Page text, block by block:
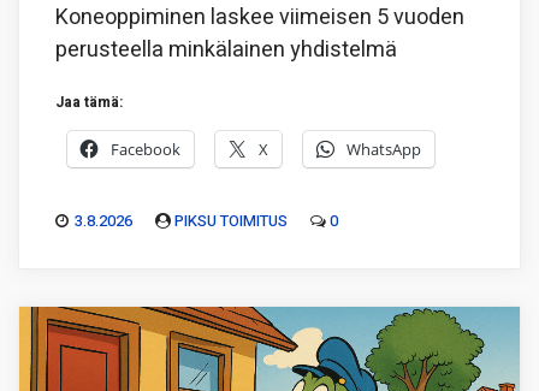
Koneoppiminen laskee viimeisen 5 vuoden
perusteella minkälainen yhdistelmä
Jaa tämä:
Facebook X WhatsApp
3.8.2026 PIKSU TOIMITUS 0